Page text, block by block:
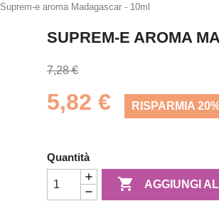
Suprem-e aroma Madagascar - 10ml
SUPREM-E AROMA
7,28 €
5,82 € RISPARMIA
Quantità
 AGGIUNGI